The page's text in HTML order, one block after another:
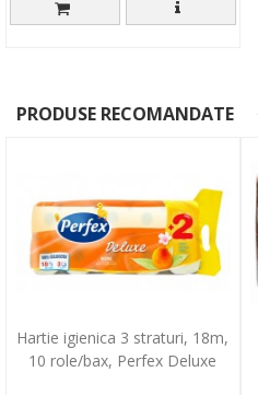
PRODUSE RECOMANDATE
Hartie igienica 3 straturi, 18m,
10 role/bax, Perfex Deluxe